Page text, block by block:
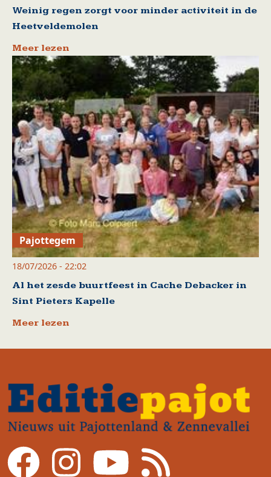
Weinig regen zorgt voor minder activiteit in de
Heetveldemolen
Meer lezen
Pajottegem
18/07/2026 - 22:02
Al het zesde buurtfeest in Cache Debacker in
Sint Pieters Kapelle
Meer lezen